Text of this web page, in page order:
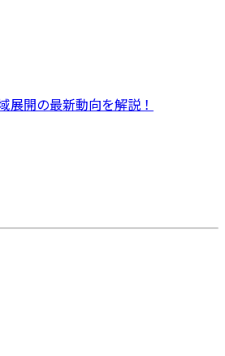
展開の最新動向を解説！